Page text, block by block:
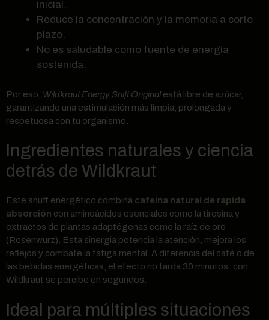
inicial.
Reduce la concentración y la memoria a corto
plazo.
No es saludable como fuente de energía
sostenida.
Por eso, Wildkraut Energy Sniff Originalestá libre de azúcar,
garantizando una estimulación más limpia, prolongada y
respetuosa con tu organismo.
Ingredientes naturales y ciencia
detrás de Wildkraut
Este snuff energético combina cafeína natural de rápida
absorción con aminoácidos esenciales como la tirosina y
extractos de plantas adaptógenas como la raíz de oro
(Rosenwurz). Esta sinergia potencia la atención, mejora los
reflejos y combate la fatiga mental. A diferencia del café o de
las bebidas energéticas, el efecto no tarda 30 minutos: con
Wildkraut se percibe en segundos.
Ideal para múltiples situaciones